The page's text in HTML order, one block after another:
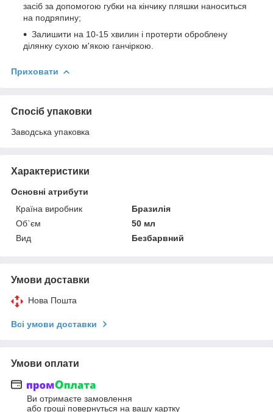
засіб за допомогою губки на кінчику пляшки наноситься
на подряпину;
Залишити на 10-15 хвилин і протерти оброблену
ділянку сухою м'якою ганчіркою.
Приховати
Спосіб упаковки
Заводська упаковка
Характеристики
Основні атрибути
Країна виробник
Бразилія
Об`єм
50 мл
Вид
Безбарвний
Умови доставки
Нова Пошта
Всі умови доставки
Умови оплати
Ви отримаєте замовлення
або гроші повернуться на вашу картку